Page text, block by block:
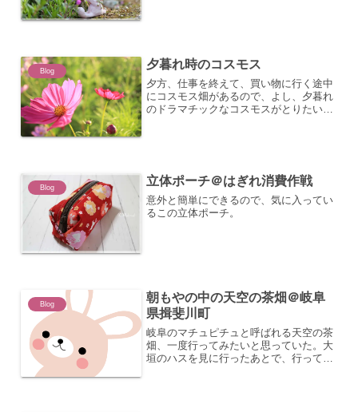
Blog 夕暮れ時のコスモス
夕方、仕事を終えて、買い物に行く途中
にコスモス畑があるので、よし、夕暮れ
のドラマチックなコスモスがとりたい！
Blog 立体ポーチ＠はぎれ消費作戦
意外と簡単にできるので、気に入ってい
るこの立体ポーチ。
Blog
朝もやの中の天空の茶畑＠岐阜
県揖斐川町
岐阜のマチュピチュと呼ばれる天空の茶
畑、一度行ってみたいと思っていた。大
垣のハスを見に行ったあとで、行ってみ